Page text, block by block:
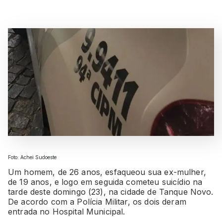
Foto: Achei Sudoeste
Um homem, de 26 anos, esfaqueou sua ex-mulher,
de 19 anos, e logo em seguida cometeu suicídio na
tarde deste domingo (23), na cidade de Tanque Novo.
De acordo com a Polícia Militar, os dois deram
entrada no Hospital Municipal.